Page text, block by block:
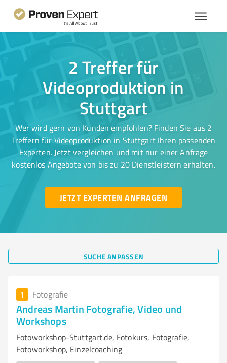
2 Treffer für
Videoproduktion in
Stuttgart
Wer wird gern von Kunden empfohlen? Finden Sie aus 2
Treffern für Videoproduktion in Stuttgart Ihren passenden
Experten. Jetzt vergleichen und mit nur einer Anfrage
kostenlos Angebote von bis zu 20 Dienstleistern erhalten.
JETZT EXPERTEN ANFRAGEN
SUCHE ANPASSEN
1 Fotografie
Andreas Martin Fotografie, Video und
Workshops
Fotoworkshop-Stuttgart.de, Fotokurs, Fotografie,
Fotoworkshop, Einzelcoaching